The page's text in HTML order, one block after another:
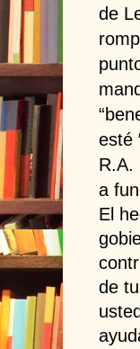
de
esté
R.A.
a
El
de